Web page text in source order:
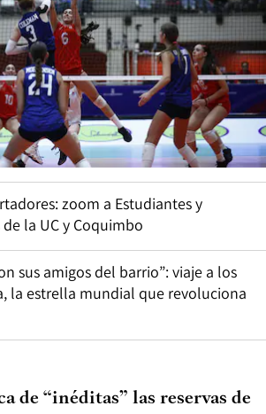
zoom a Estudiantes y
la UC y Coquimbo
sus amigos del barrio”: viaje a los
la estrella mundial que revoluciona
de “inéditas” las reservas de